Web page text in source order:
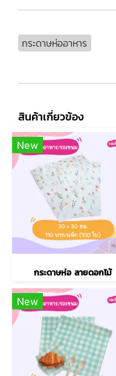
กระดาษห่ออาหาร
สินค้าเกี่ยวข้อง
New
กระดาษห่อ ลายดอกไม้
New